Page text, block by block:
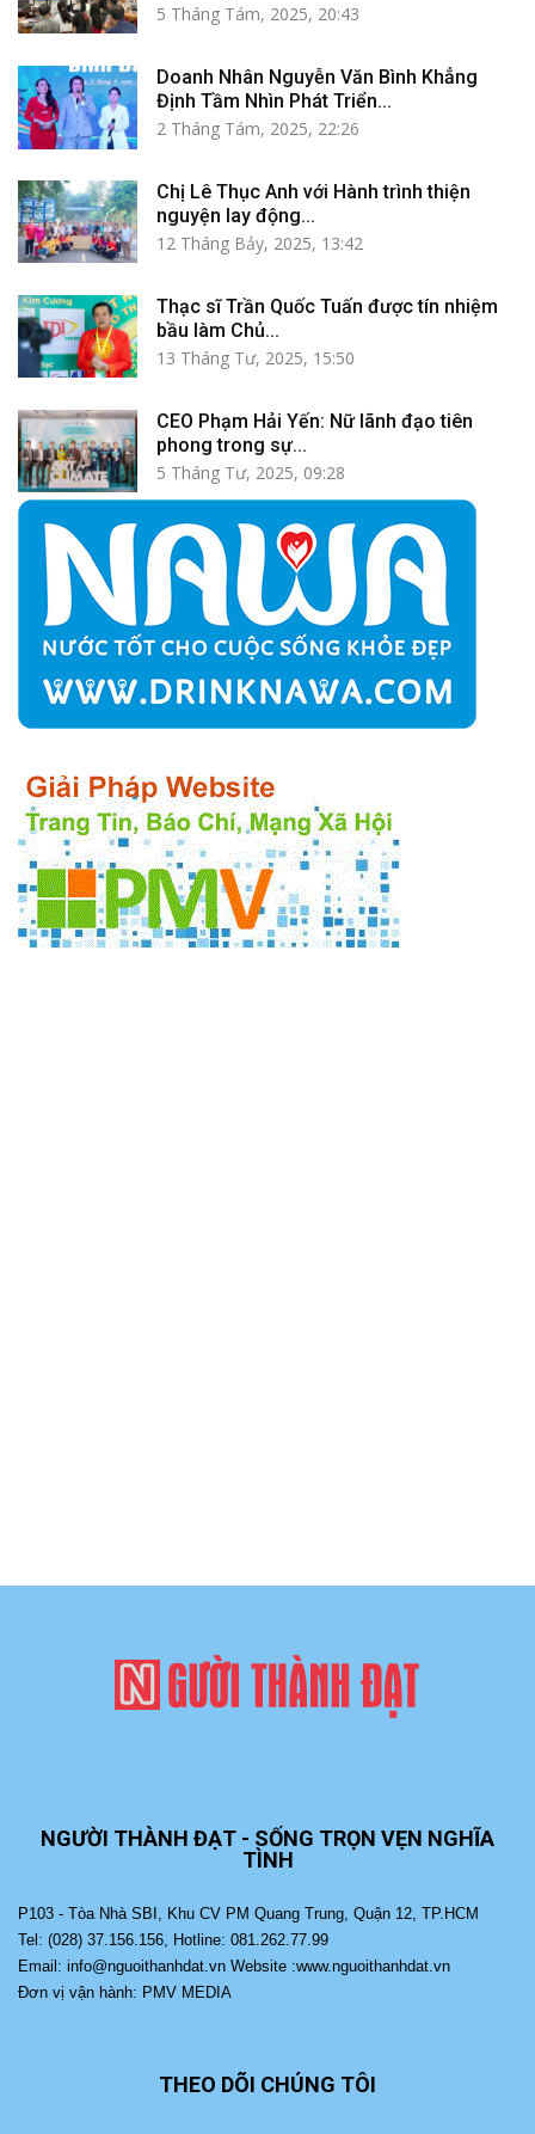
5 Tháng Tám, 2025, 20:43
Doanh Nhân Nguyễn Văn Bình Khẳng
Định Tầm Nhìn Phát Triển...
2 Tháng Tám, 2025, 22:26
Chị Lê Thục Anh với Hành trình thiện
nguyện lay động...
12 Tháng Bảy, 2025, 13:42
Thạc sĩ Trần Quốc Tuấn được tín nhiệm
bầu làm Chủ...
13 Tháng Tư, 2025, 15:50
CEO Phạm Hải Yến: Nữ lãnh đạo tiên
phong trong sự...
5 Tháng Tư, 2025, 09:28
NGƯỜI THÀNH ĐẠT - SỐNG TRỌN VẸN NGHĨA
TÌNH
P103 - Tòa Nhà SBI, Khu CV PM Quang Trung, Quận 12, TP.HCM
Tel: (028) 37.156.156, Hotline: 081.262.77.99
Email: info@nguoithanhdat.vn Website :www.nguoithanhdat.vn
Đơn vị vận hành: PMV MEDIA
THEO DÕI CHÚNG TÔI